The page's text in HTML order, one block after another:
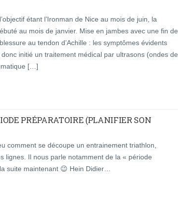
étant l’Ironman de Nice au mois de juin, la
au mois de janvier. Mise en jambes avec une fin de
au tendon d’Achille : les symptômes évidents
donc initié un traitement médical par ultrasons (ondes de
[…]
PRÉPARATOIRE (PLANIFIER SON
comment se découpe un entrainement triathlon,
lignes. Il nous parle notamment de la « période
suite maintenant 😉 Hein Didier…